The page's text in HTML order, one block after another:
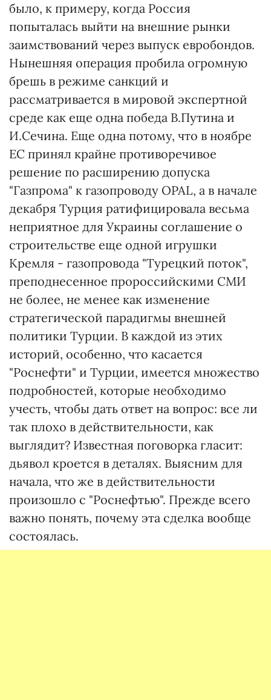
было, к примеру, когда Россия
попыталась выйти на внешние рынки
заимствований через выпуск евробондов.
Нынешняя операция пробила огромную
брешь в режиме санкций и
рассматривается в мировой экспертной
среде как еще одна победа В.Путина и
И.Сечина. Еще одна потому, что в ноябре
ЕС принял крайне противоречивое
решение по расширению допуска
"Газпрома" к газопроводу OPAL, а в начале
декабря Турция ратифицировала весьма
неприятное для Украины соглашение о
строительстве еще одной игрушки
Кремля - газопровода "Турецкий поток",
преподнесенное пророссийскими СМИ
не более, не менее как изменение
стратегической парадигмы внешней
политики Турции. В каждой из этих
историй, особенно, что касается
"Роснефти" и Турции, имеется множество
подробностей, которые необходимо
учесть, чтобы дать ответ на вопрос: все ли
так плохо в действительности, как
выглядит? Известная поговорка гласит:
дьявол кроется в деталях. Выясним для
начала, что же в действительности
произошло с "Роснефтью". Прежде всего
важно понять, почему эта сделка вообще
состоялась.